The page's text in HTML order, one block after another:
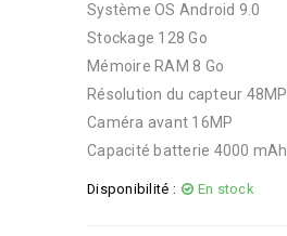
Système OS Android 9.0
Stockage 128 Go
Mémoire RAM 8 Go
Résolution du capteur 48MP
Caméra avant 16MP
Capacité batterie 4000 mAh
Disponibilité : En stock